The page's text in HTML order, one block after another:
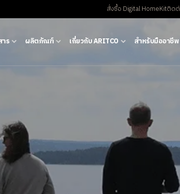
สั่งซื้อ Digital HomeKitติดต่
ร ผลิตภัณฑ์ เกี่ยวกับ ARITCO สําหรับมืออาชีพ